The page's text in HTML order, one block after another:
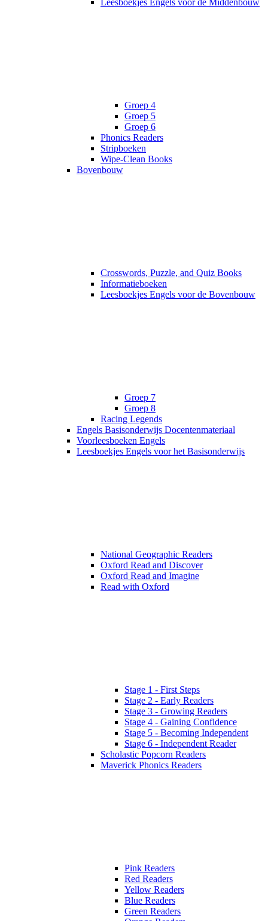
Leesboekjes Engels voor de Middenbouw
Groep 4
Groep 5
Groep 6
Phonics Readers
Stripboeken
Wipe-Clean Books
Bovenbouw
Crosswords, Puzzle, and Quiz Books
Informatieboeken
Leesboekjes Engels voor de Bovenbouw
Groep 7
Groep 8
Racing Legends
Engels Basisonderwijs Docentenmateriaal
Voorleesboeken Engels
Leesboekjes Engels voor het Basisonderwijs
National Geographic Readers
Oxford Read and Discover
Oxford Read and Imagine
Read with Oxford
Stage 1 - First Steps
Stage 2 - Early Readers
Stage 3 - Growing Readers
Stage 4 - Gaining Confidence
Stage 5 - Becoming Independent
Stage 6 - Independent Reader
Scholastic Popcorn Readers
Maverick Phonics Readers
Pink Readers
Red Readers
Yellow Readers
Blue Readers
Green Readers